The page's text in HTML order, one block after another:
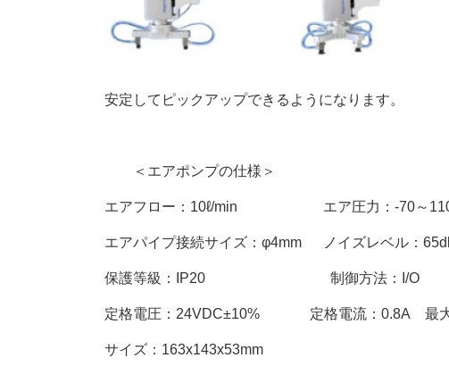
安定してピックアップできるようになります。
＜エアポンプの仕様＞
エアフロー：10ℓ/min エア圧力：-70～
エアパイプ接続サイズ：φ4mm ノイズレベル：
保護等級：IP20 制御方法：I/O
定格電圧：24VDC±10% 定格電流：0.8A 最大
サイズ：163x143x53mm